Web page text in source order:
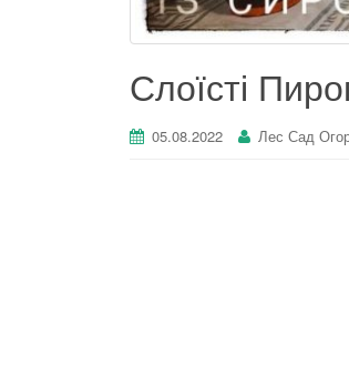
Слоїсті
05.08.2022 Лес Сад